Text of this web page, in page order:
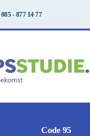
085 - 877 14 77
Code 95